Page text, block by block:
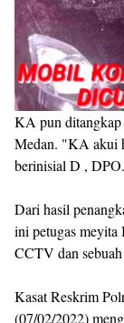
KA pun ditangkap
Medan. "KA akui
berinisial D , DPO.
Dari hasil
ini petugas
CCTV dan
Kasat Reskrim
(07/02/2022)